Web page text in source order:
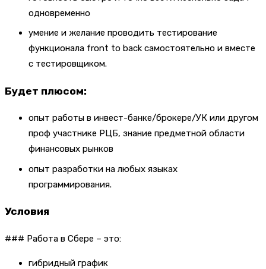
одновременно
умение и желание проводить тестирование
функционала front to back самостоятельно и вместе
с тестировщиком.
Будет плюсом:
опыт работы в инвест-банке/брокере/УК или другом
проф участнике РЦБ, знание предметной области
финансовых рынков
опыт разработки на любых языках
программирования.
Условия
### Работа в Сбере – это:
гибридный график